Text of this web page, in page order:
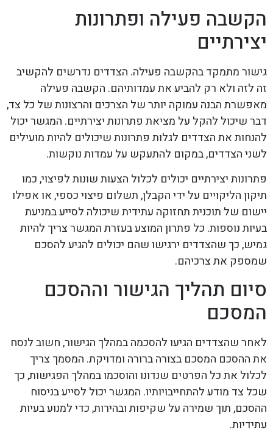
הקשבה פעילה ופתרונות
יצירתיים
גישור מתמקד בהקשבה פעילה. הצדדים נדרשים להקשיב
זה לזה ולא רק להביע את עמדותיהם. הקשבה פעילה
מאפשרת הבנה עמוקה יותר של הצרכים והרצונות של כל צד,
דבר שיכול להקל על מציאת פתרונות יצירתיים. המגשר יכול
להנחות את הצדדים לגלות פתרונות שיכולים להיות מועילים
לשני הצדדים, במקום להתעקש על עמדות נוקשות.
פתרונות יצירתיים יכולים לכלול הצעות שונות לפיצוי, כמו
תיקון הליקויים על ידי הקבלן, תשלום פיצוי כספי, או אפילו
יישום של תוכנית תחזוקה עתידית שיכולה לסייע במניעת
בעיות נוספות. כל פתרון המוצע בעזרת המגשר צריך להיות
גמיש, כך שהצדדים ירגישו שהם יכולים להגיע להסכם
שמספק את צרכיהם.
סיום תהליך הגישור וההסכם
המסכם
לאחר שהצדדים הגיעו להסכמה במהלך הגישור, חשוב לנסח
את ההסכם המסכם בצורה ברורה ומדויקת. המסמך צריך
לכלול את כל הפרטים שנדונו והוסכמו במהלך הפגישות, כך
שכל צד מודע להתחייבויותיו. המגשר יכול לסייע בניסוח
ההסכם, תוך שמירה על שקיפות ובהירות, כדי למנוע בעיות
עתידיות.